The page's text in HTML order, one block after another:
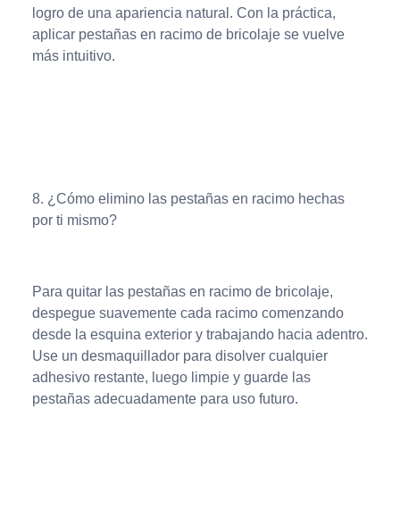
logro de una apariencia natural. Con la práctica,
aplicar pestañas en racimo de bricolaje se vuelve
más intuitivo.
8. ¿Cómo elimino las pestañas en racimo hechas
por ti mismo?
Para quitar las pestañas en racimo de bricolaje,
despegue suavemente cada racimo comenzando
desde la esquina exterior y trabajando hacia adentro.
Use un desmaquillador para disolver cualquier
adhesivo restante, luego limpie y guarde las
pestañas adecuadamente para uso futuro.